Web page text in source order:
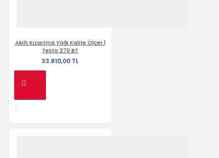
Akıllı Kızartma Yağı Kalite Ölçer |
Testo 270 BT
33.810,00 TL